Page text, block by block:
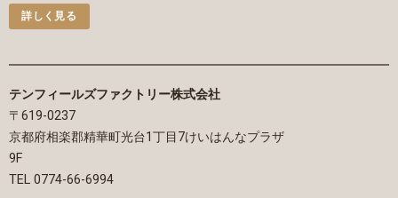
詳しく見る
テンフィールズファクトリー株式会社
〒619-0237
京都府相楽郡精華町光台1丁目7けいはんなプラザ
9F
TEL 0774-66-6994